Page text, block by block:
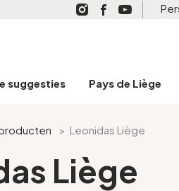
suggesties Pays de Liège
> Leonidas Liège
Liège